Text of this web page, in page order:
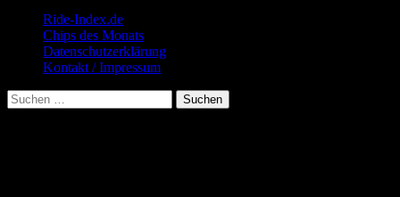
Ride-Index.de
Chips des Monats
Datenschutzerklärung
Kontakt / Impressum
Suchen
nach: